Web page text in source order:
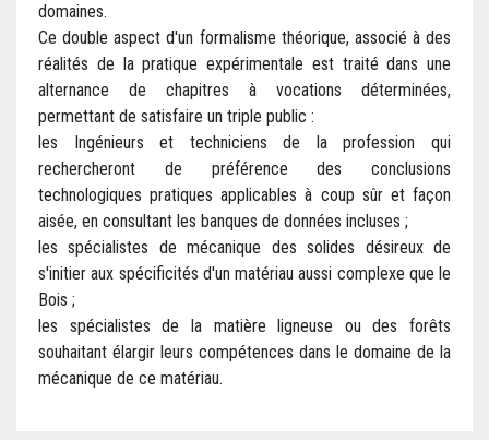
domaines.
Ce double aspect d'un formalisme théorique, associé à des
réalités de la pratique expérimentale est traité dans une
alternance de chapitres à vocations déterminées,
permettant de satisfaire un triple public :
les Ingénieurs et techniciens de la profession qui
rechercheront de préférence des conclusions
technologiques pratiques applicables à coup sûr et façon
aisée, en consultant les banques de données incluses ;
les spécialistes de mécanique des solides désireux de
s'initier aux spécificités d'un matériau aussi complexe que le
Bois ;
les spécialistes de la matière ligneuse ou des forêts
souhaitant élargir leurs compétences dans le domaine de la
mécanique de ce matériau.